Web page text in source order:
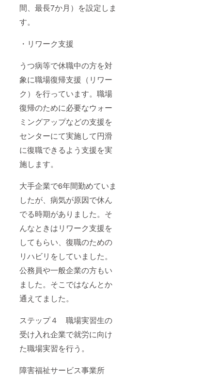
間、最長7か月）を設定しま
す。
・リワーク支援
うつ病等で休職中の方を対
象に職場復帰支援（リワー
ク）を行っています。職場
復帰のために必要なウォー
ミングアップなどの支援を
センターにて実施して円滑
に復職できるよう支援を実
施します。
大手企業で6年間勤めていま
したが、病気が原因で休ん
でる時期がありました。そ
んなときはリワーク支援を
してもらい、復職のための
リハビリをしていました。
公務員や一般企業の方もい
ました。そこではなんとか
通えてました。
ステップ４ 職場実習生の
受け入れ企業で就労に向け
た職場実習を行う。
障害福祉サービス事業所